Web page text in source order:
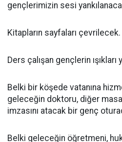
gençlerimizin sesi
Kitapların sayfaları çevrilecek.
Ders çalışan gençlerin ışıkları
Belki bir köşede vatanına
geleceğin doktoru, diğer
imzasını atacak bir genç
Belki geleceğin öğretmeni,